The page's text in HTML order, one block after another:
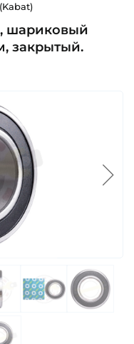
шариковый
закрытый.